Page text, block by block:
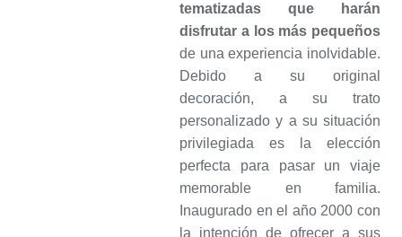
tematizadas que harán
disfrutar a los más pequeños
de una experiencia inolvidable.
Debido a su original
decoración, a su trato
personalizado y a su situación
privilegiada es la elección
perfecta para pasar un viaje
memorable en familia.
Inaugurado en el año 2000 con
la intención de ofrecer a sus